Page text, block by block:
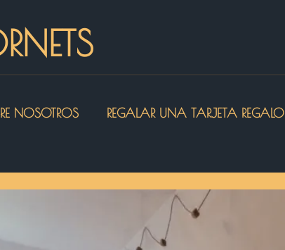
NOSOTROS
REGALAR UNA TARJETA REGALO